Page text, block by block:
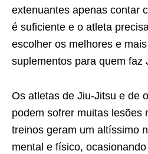
extenuantes apenas contar
é suficiente e o atleta
escolher os melhores e
suplementos para quem faz
Os atletas de Jiu-Jitsu e de
podem sofrer muitas lesões
treinos geram um altíssimo
mental e físico,